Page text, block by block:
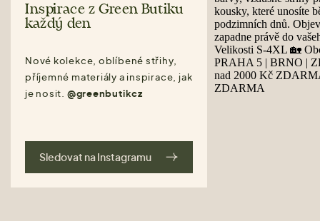
Inspirace z Green Butiku
každý den
Nové kolekce, oblíbené střihy,
příjemné materiály a inspirace, jak
je nosit. @greenbutikcz
Sledovat na Instagramu